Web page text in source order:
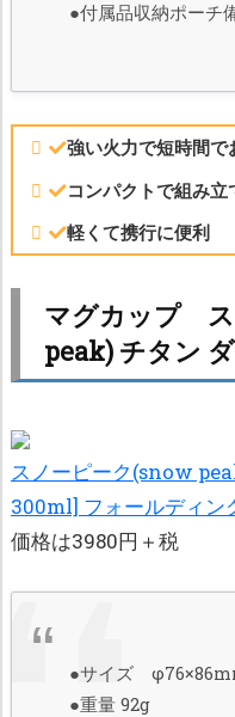
●付属品収納ポーチ
強い火力で短時間で
コンパクトで組み立
軽くて携行に便利
マグカップ
peak) チタン
スノーピーク(snow
300ml] フォールディン
価格は3980円＋税
●サイズ
●重量 92g